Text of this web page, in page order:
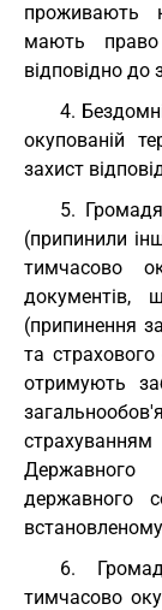
проживають
мають право
відповідно до
4.
окупованій
захист
5.
(припинили
тимчасово
документів,
(припинення
та страхового
отримують
Державного
державного
6.
тимчасово